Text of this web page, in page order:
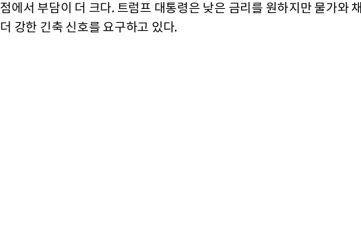
점에서 부담이 더 크다. 트럼프 대통령은 낮은 금리를 원하지만 물가와
더 강한 긴축 신호를 요구하고 있다.